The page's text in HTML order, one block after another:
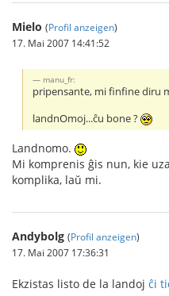
Mielo (Profil anzeigen)
17. Mai 2007 14:41:52
manu_fr:
pripensante, mi finfine diru
landnOmoj...ĉu bone ?
Landnomo.
Mi komprenis ĝis nun, kie
komplika, laŭ mi.
Andybolg (Profil anzeigen)
17. Mai 2007 17:36:31
Ekzistas listo de la landoj ĉi